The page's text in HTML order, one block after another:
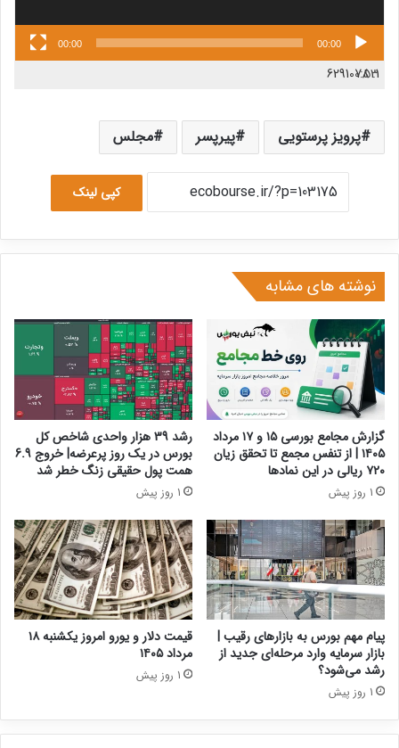
00:00
00:00
1.
62910780:53
پرویز پرستویی پیرپسر مجلس
کپی لینک
نوشته های مشابه
گزارش مجامع بورسی ۱۵ و ۱۷ مرداد
۱۴۰۵ | از تنفس مجمع تا تحقق زیان
۷۲۰ ریالی در این نماد‌ها
1 روز پیش
رشد 39 هزار واحدی شاخص کل
بورس در یک روز پرعرضه| خروج 6.9
همت پول حقیقی زنگ خطر شد
1 روز پیش
پیام مهم بورس به بازارهای رقیب |
بازار سرمایه وارد مرحله‌ای جدید از
رشد می‌شود؟
1 روز پیش
قیمت دلار و یورو امروز یکشنبه ۱۸
مرداد ۱۴۰۵
1 روز پیش